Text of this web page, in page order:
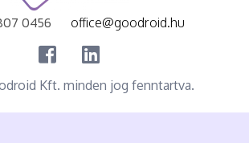
0456 office@goodroid.hu
Kft. minden jog fenntartva.